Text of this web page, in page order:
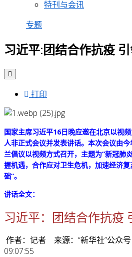
特刊与会讯
专题
习近平:团结合作抗疫
打印
国家主席习近平16日晚应邀在北京以视
人非正式会议并发表讲话。 本次会议由
兰倡议以视频方式召开，主题为“新冠肺
握机遇，合作应对卫生危机，加速经济
础”。
讲话全文：
习近平：团结合作抗疫
作者：记者 来源：“新华社”公众
09:07:55